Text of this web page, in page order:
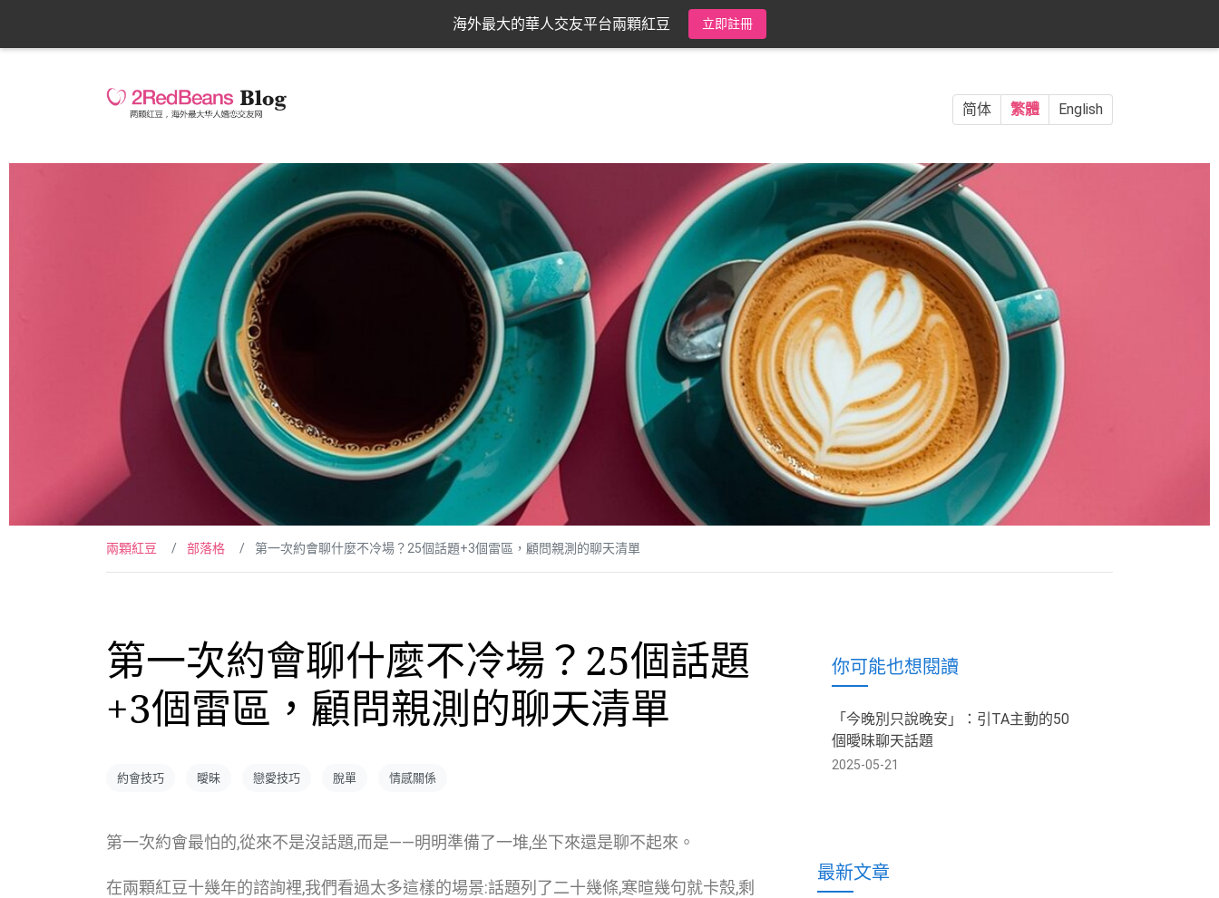
海外最大的華人交友平台兩顆紅豆 立即註冊
简体 繁體 English
兩顆紅豆 部落格 第一次約會聊什麼不冷場？25個話題+3個雷區，顧問親測的聊天清單
第一次約會聊什麼不冷場？25個話題
+3個雷區，顧問親測的聊天清單
約會技巧 曖昧 戀愛技巧 脫單 情感關係
第一次約會最怕的,從來不是沒話題,而是——明明準備了一堆,坐下來還是聊不起來。
在兩顆紅豆十幾年的諮詢裡,我們看過太多這樣的場景:話題列了二十幾條,寒暄幾句就卡殼,剩
你可能也想閱讀
「今晚別只說晚安」：引TA主動的50
個曖昧聊天話題
2025-05-21
最新文章